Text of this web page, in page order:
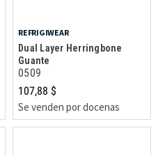
REFRIGIWEAR
Dual Layer Herringbone
Guante
0509
107,88 $
Se venden por docenas